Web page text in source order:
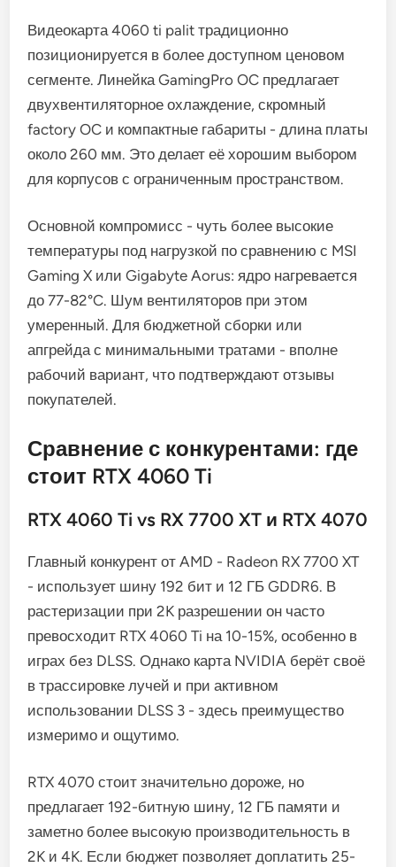
Видеокарта 4060 ti palit традиционно
позиционируется в более доступном ценовом
сегменте. Линейка GamingPro OC предлагает
двухвентиляторное охлаждение, скромный
factory OC и компактные габариты - длина платы
около 260 мм. Это делает её хорошим выбором
для корпусов с ограниченным пространством.
Основной компромисс - чуть более высокие
температуры под нагрузкой по сравнению с MSI
Gaming X или Gigabyte Aorus: ядро нагревается
до 77-82°C. Шум вентиляторов при этом
умеренный. Для бюджетной сборки или
апгрейда с минимальными тратами - вполне
рабочий вариант, что подтверждают отзывы
покупателей.
Сравнение с конкурентами: где
стоит RTX 4060 Ti
RTX 4060 Ti vs RX 7700 XT и RTX 4070
Главный конкурент от AMD - Radeon RX 7700 XT
- использует шину 192 бит и 12 ГБ GDDR6. В
растеризации при 2K разрешении он часто
превосходит RTX 4060 Ti на 10-15%, особенно в
играх без DLSS. Однако карта NVIDIA берёт своё
в трассировке лучей и при активном
использовании DLSS 3 - здесь преимущество
измеримо и ощутимо.
RTX 4070 стоит значительно дороже, но
предлагает 192-битную шину, 12 ГБ памяти и
заметно более высокую производительность в
2K и 4K. Если бюджет позволяет доплатить 25-